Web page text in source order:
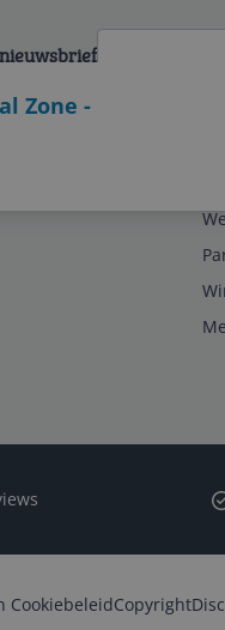
Zone -
CookiebeleidCopyright